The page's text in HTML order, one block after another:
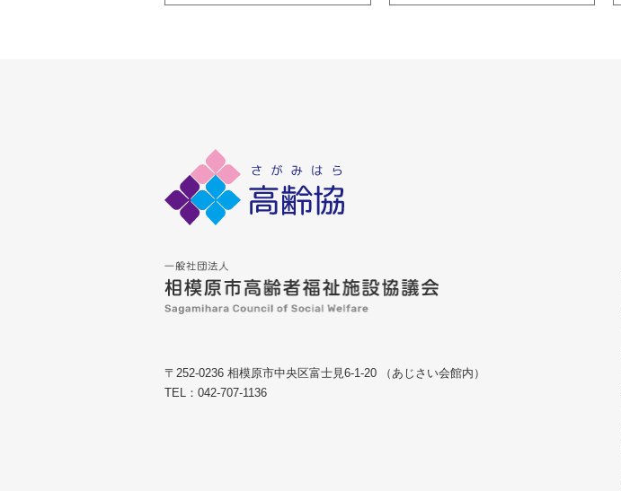
〒252-0236 相模原市中央区富士見6-1-20 （あじさい会館内）
TEL：042-707-1136